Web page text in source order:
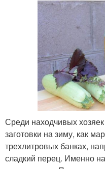
Среди находчивых
заготовки на зиму, как
трехлитровых банках,
сладкий перец. Именно